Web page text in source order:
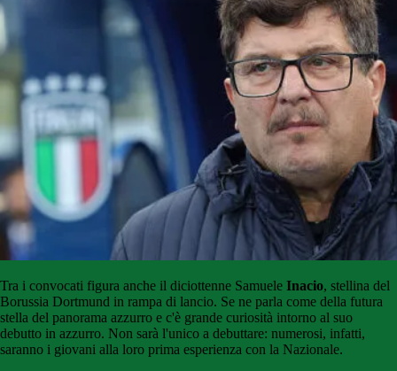
Tra i convocati figura anche il diciottenne Samuele Inacio, stellina del
Borussia Dortmund in rampa di lancio. Se ne parla come della futura
stella del panorama azzurro e c'è grande curiosità intorno al suo
debutto in azzurro. Non sarà l'unico a debuttare: numerosi, infatti,
saranno i giovani alla loro prima esperienza con la Nazionale.